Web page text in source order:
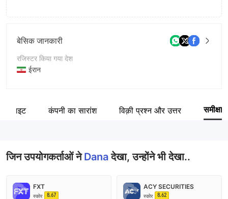
बेसिक जानकारी
रजिस्टर किया गया देश
ईरान
कंपनी का नाम
वेबसाइट कंपनी का सारांश विक़ी प्रश्न और उत्तर समीक्षा
जिन उपयोगकर्ताओं नेDanaदेखा, उन्होंने भी देखा..
FXT
स्कोर 8.67
ACY SECURITIES
स्कोर 8.62